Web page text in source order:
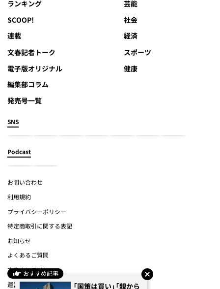
おすすめ記事
「国策は買い」「親から
ランキング
SCOOP!
連載
文春記者トーク
電子版オリジナル
編集部コラム
発売号一覧
芸能
社会
経済
スポーツ
健康
SNS
Podcast
お問い合わせ
利用規約
プライバシーポリシー
特定商取引に関する表記
お知らせ
よくあるご質問
文春オンライン
運営会社